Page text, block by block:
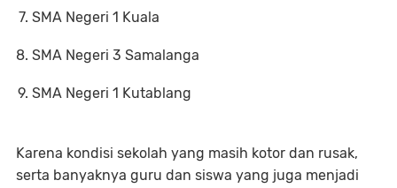
SMA Negeri 1 Kuala
SMA Negeri 3 Samalanga
SMA Negeri 1 Kutablang
Karena kondisi sekolah yang masih kotor dan rusak,
serta banyaknya guru dan siswa yang juga menjadi